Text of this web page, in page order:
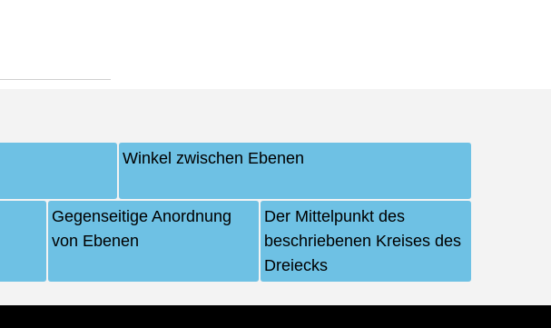
Winkel zwischen Ebenen
Gegenseitige Anordnung
von Ebenen
Der Mittelpunkt des
beschriebenen Kreises des
Dreiecks